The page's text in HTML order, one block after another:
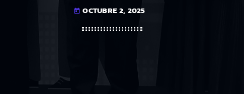
today OCTUBRE 2, 2025